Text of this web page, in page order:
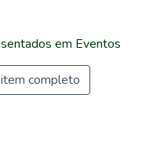
em Eventos
completo